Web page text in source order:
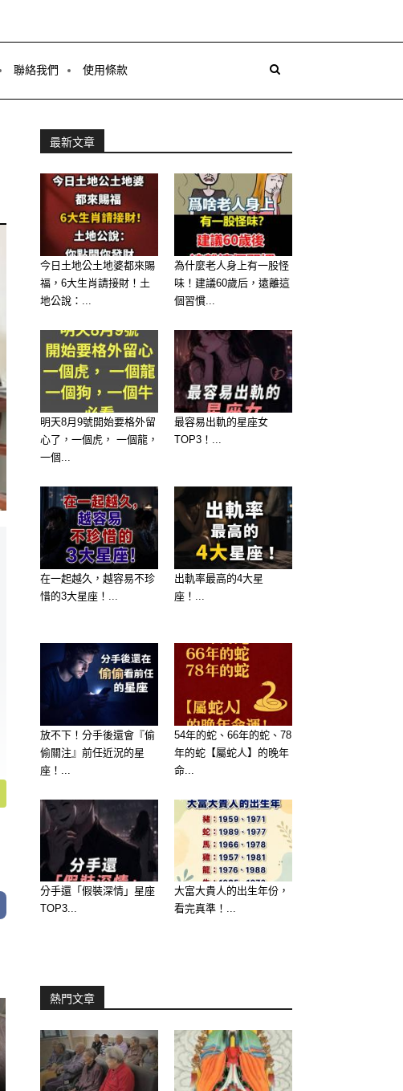
聯絡我們 使用條款
最新文章
今日土地公土地婆都來賜
福，6大生肖請接財！土
地公說：...
為什麼老人身上有一股怪
味！建議60歲后，遠離這
個習慣...
明天8月9號開始要格外留
心了，一個虎， 一個龍，
一個...
最容易出軌的星座女
TOP3！...
在一起越久，越容易不珍
惜的3大星座！...
出軌率最高的4大星
座！...
放不下！分手後還會『偷
偷關注』前任近況的星
座！...
54年的蛇、66年的蛇、78
年的蛇【屬蛇人】的晚年
命...
分手還「假裝深情」星座
TOP3...
大富大貴人的出生年份，
看完真準！...
熱門文章